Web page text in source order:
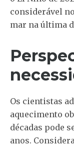
considerável
mar na última
Os cientistas
aquecimento
décadas pode
anos.